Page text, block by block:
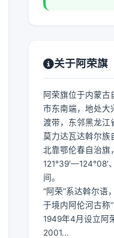
关于阿荣旗
阿荣旗位于内蒙古
市东南端，地处大
渡带，东邻黑龙江
莫力达瓦达斡尔族
北靠鄂伦春自治旗
121°39′—124°08′
间。
“阿荣”系达斡尔语
于境内阿伦河古称
1949年4月设立阿
2001...